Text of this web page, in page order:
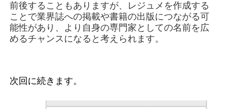
前後することもありますが、レジュメを作成する
ことで業界誌への掲載や書籍の出版につながる可
能性があり、より自身の専門家としての名前を広
めるチャンスになると考えられます。
次回に続きます。